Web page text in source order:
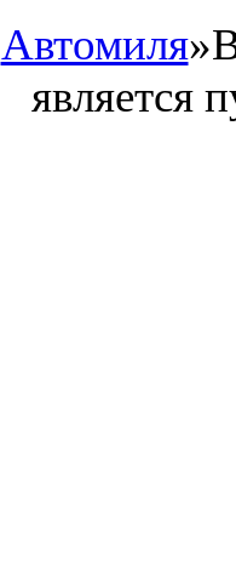
Автомиля»
является